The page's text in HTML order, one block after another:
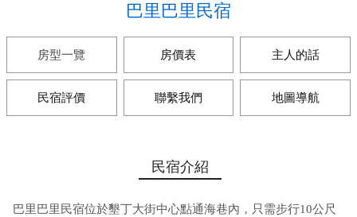
巴里巴里民宿
房型一覽 房價表 主人的話
民宿評價 聯繫我們 地圖導航
民宿介紹
巴里巴里民宿位於墾丁大街中心點通海巷內，只需步行10公尺